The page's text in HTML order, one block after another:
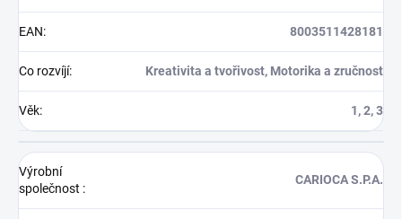
EAN: 8003511428181
Co rozvíjí: Kreativita a tvořivost, Motorika a zručnost
Věk: 1, 2, 3
Výrobní
společnost :
CARIOCA S.P.A.